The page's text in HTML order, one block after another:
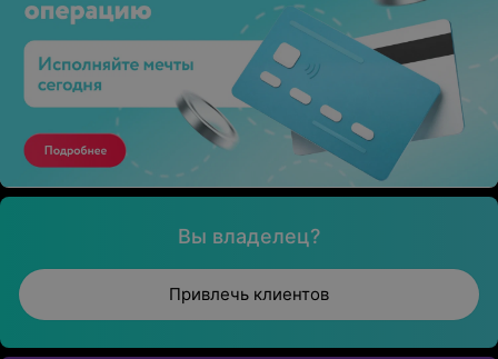
Вы владелец?
Привлечь клиентов